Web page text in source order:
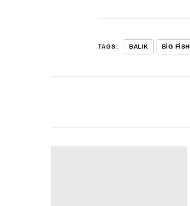
TAGS: BALIK BIG FISH